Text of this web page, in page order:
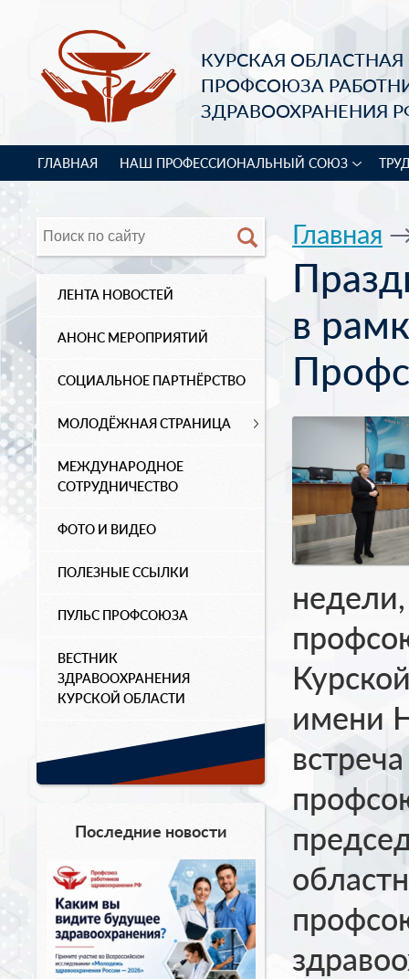
КУРСКАЯ
ПРОФСОЮЗА
ЗДРАВООХРАНЕНИЯ
ГЛАВНАЯ НАШ ПРОФЕССИОНАЛЬНЫЙ СОЮЗ
ЛЕНТА НОВОСТЕЙ
АНОНС МЕРОПРИЯТИЙ
СОЦИАЛЬНОЕ ПАРТНЁРСТВО
МОЛОДЁЖНАЯ СТРАНИЦА
МЕЖДУНАРОДНОЕ
СОТРУДНИЧЕСТВО
ФОТО И ВИДЕО
ПОЛЕЗНЫЕ ССЫЛКИ
ПУЛЬС ПРОФСОЮЗА
ВЕСТНИК
ЗДРАВООХРАНЕНИЯ
КУРСКОЙ ОБЛАСТИ
Последние новости
Главная
в
имени